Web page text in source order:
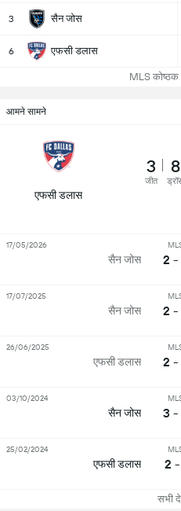
3 सैन जोस
6 एफसी डलास
MLS कोष्ठक
आमने सामने
एफसी डलास
3
जीत
8
सैन जोस 2 -
17/05/2026
सैन जोस 2 -
17/07/2025
एफसी डलास 2 -
26/06/2025
सैन जोस 3 -
03/10/2024
एफसी डलास 2 -
25/02/2024
सभी